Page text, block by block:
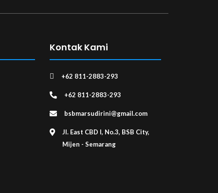
Kontak Kami
+62 811-2883-293
+62 811-2883-293
bsbmarsudirini@gmail.com
Jl. East CBD I, No.3, BSB City,
Mijen - Semarang